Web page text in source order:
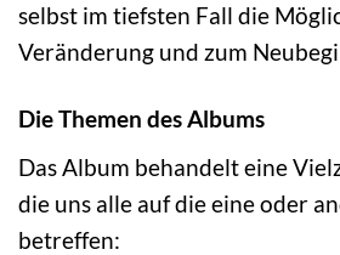
selbst im tiefsten Fall die
Veränderung und zum
Die Themen des Albums
Das Album behandelt eine
die uns alle auf die eine oder
betreffen: